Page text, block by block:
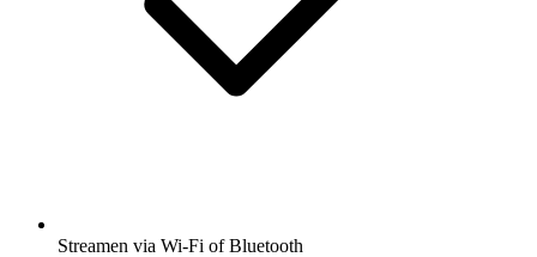
Streamen via Wi-Fi of Bluetooth